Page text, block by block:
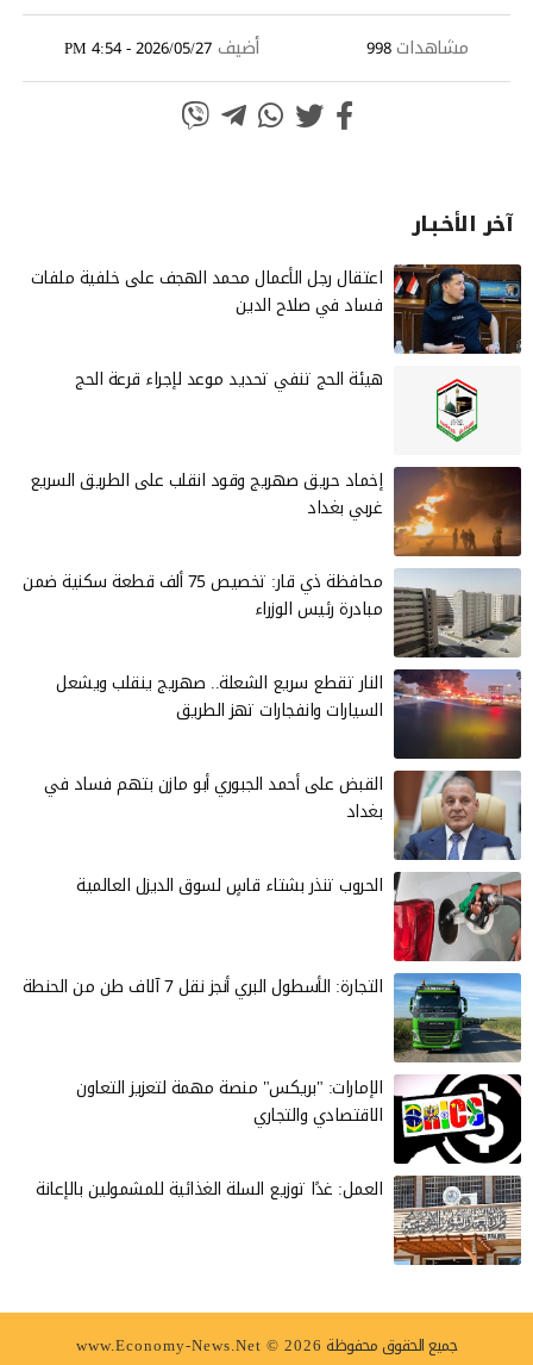
مشاهدات998 أضيف 2026/05/27 - 4:54 PM
آخر الأخـبـار
‏اعتقال رجل الأعمال محمد الهجف على خلفية ملفات
فساد في صلاح الدين
هيئة الحج تنفي تحديد موعد لإجراء قرعة الحج
إخماد حريق صهريج وقود انقلب على الطريق السريع
غربي بغداد
محافظة ذي قار: تخصيص 75 ألف قطعة سكنية ضمن
مبادرة رئيس الوزراء
النار تقطع سريع الشعلة.. صهريج ينقلب ويشعل
السيارات وانفجارات تهز الطريق
القبض على أحمد الجبوري أبو مازن بتهم فساد في
بغداد
الحروب تنذر بشتاء قاسٍ لسوق الديزل العالمية
التجارة: الأسطول البري أنجز نقل 7 آلاف طن من الحنطة
الإمارات: "بريكس" منصة مهمة لتعزيز التعاون
الاقتصادي والتجاري
العمل: غدًا توزيع السلة الغذائية للمشمولين بالإعانة
جميع الحقوق محفوظة www.Economy-News.Net © 2026